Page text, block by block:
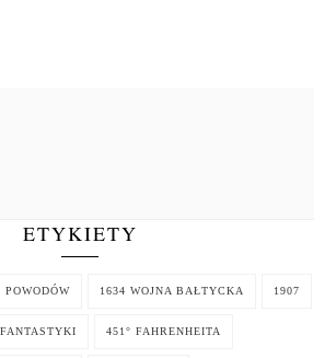
ETYKIETY
POWODÓW 1634 WOJNA BAŁTYCKA 1907
451° FAHRENHEITA